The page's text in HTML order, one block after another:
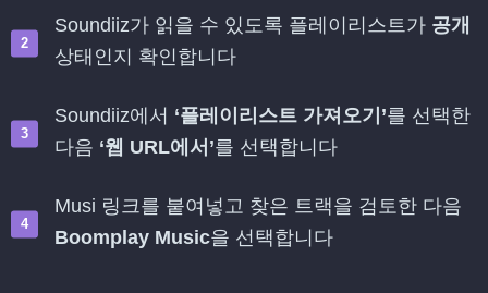
Soundiiz가 읽을 수 있도록 플레이리스트가 공개
상태인지 확인합니다
Soundiiz에서 ‘플레이리스트 가져오기’를 선택한
다음 ‘웹 URL에서’를 선택합니다
Musi 링크를 붙여넣고 찾은 트랙을 검토한 다음
Boomplay Music을 선택합니다